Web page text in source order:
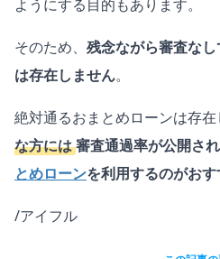
ようにする目的もあります。
そのため、 残念ながら審査な
は存在しません。
絶対通るおまとめローンは存在
な方には審査通過率が公開さ
とめローンを利用するのがおす
/アイフル